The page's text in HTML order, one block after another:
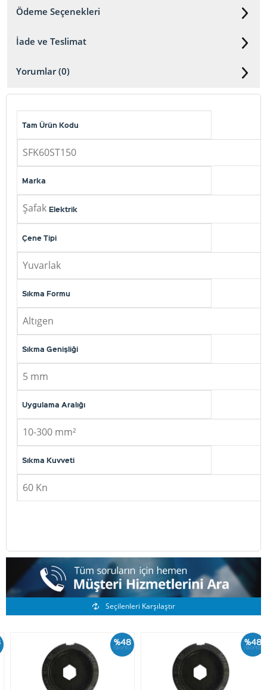
Ödeme Seçenekleri
İade ve Teslimat
Yorumlar (0)
Tam Ürün Kodu
SFK60ST150
Marka
Şafak Elektrik
Çene Tipi
Yuvarlak
Sıkma Formu
Altıgen
Sıkma Genişliği
5 mm
Uygulama Aralığı
10-300 mm²
Sıkma Kuvveti
60 Kn
Benzer Ürünler
Seçilenleri Karşılaştır
%48
İskonto %48
İskonto